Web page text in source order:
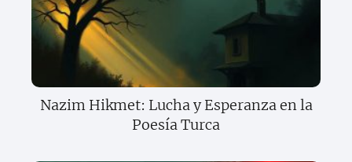
Nazim Hikmet: Lucha y Esperanza en la
Poesía Turca